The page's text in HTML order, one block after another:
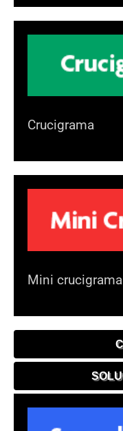
Crucigrama
Mini crucigrama